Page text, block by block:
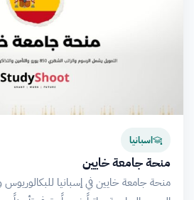
اسبانيا
منحة جامعة خايين
منحة جامعة خايين في إسبانيا للبكالوريوس